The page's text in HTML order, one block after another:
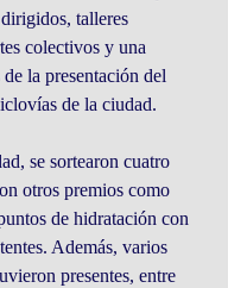
talleres
colectivos y una
la presentación del
de la ciudad.
se sortearon cuatro
otros premios como
de hidratación con
Además, varios
presentes, entre